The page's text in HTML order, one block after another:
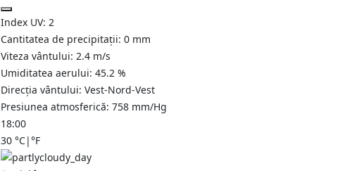
Index UV: 2
Cantitatea de precipitații: 0 mm
Viteza vântului: 2.4 m/s
Umiditatea aerului: 45.2 %
Direcția vântului: Vest-Nord-Vest
Presiunea atmosferică: 758 mm/Hg
18:00
30 °C|°F